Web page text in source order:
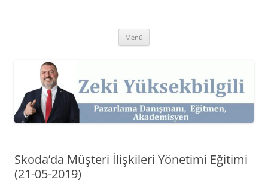
Kişisel Web Sitesi.
Menü
Skoda’da Müşteri İlişkileri Yönetimi Eğitimi
(21-05-2019)